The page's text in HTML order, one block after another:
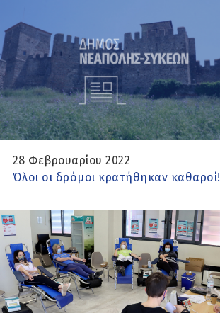
28 Φεβρουαρίου 2022
Όλοι οι δρόμοι κρατήθηκαν καθαροί!